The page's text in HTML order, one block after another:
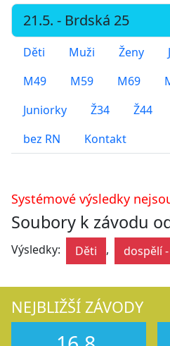
Děti Muži Ženy
M49
M59 M69
Juniorky
Ž34 Ž44
bez RN
Kontakt
Systémové výsledky
Soubory k závodu
Výsledky: Děti , dospělí
NEJBLIŽŠÍ ZÁVODY